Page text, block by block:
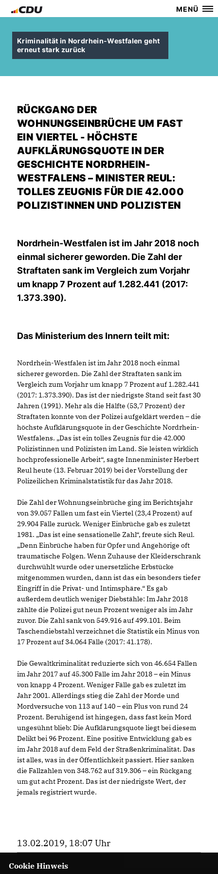
MENÜ
Kriminalität in Nordrhein-Westfalen geht
erneut stark zurück
RÜCKGANG DER
WOHNUNGSEINBRÜCHE UM FAST
EIN VIERTEL - HÖCHSTE
AUFKLÄRUNGSQUOTE IN DER
GESCHICHTE NORDRHEIN-
WESTFALENS – MINISTER REUL:
TOLLES ZEUGNIS FÜR DIE 42.000
POLIZISTINNEN UND POLIZISTEN
Nordrhein-Westfalen ist im Jahr 2018 noch
einmal sicherer geworden. Die Zahl der
Straftaten sank im Vergleich zum Vorjahr
um knapp 7 Prozent auf 1.282.441 (2017:
1.373.390).
Das Ministerium des Innern teilt mit:
Nordrhein-Westfalen ist im Jahr 2018 noch einmal
sicherer geworden. Die Zahl der Straftaten sank im
Vergleich zum Vorjahr um knapp 7 Prozent auf 1.282.441
(2017: 1.373.390). Das ist der niedrigste Stand seit fast 30
Jahren (1991). Mehr als die Hälfte (53,7 Prozent) der
Straftaten konnte von der Polizei aufgeklärt werden – die
höchste Aufklärungsquote in der Geschichte Nordrhein-
Westfalens. „Das ist ein tolles Zeugnis für die 42.000
Polizistinnen und Polizisten im Land. Sie leisten wirklich
hochprofessionelle Arbeit“, sagte Innenminister Herbert
Reul heute (13. Februar 2019) bei der Vorstellung der
Polizeilichen Kriminalstatistik für das Jahr 2018.
Die Zahl der Wohnungseinbrüche ging im Berichtsjahr
von 39.057 Fällen um fast ein Viertel (23,4 Prozent) auf
29.904 Fälle zurück. Weniger Einbrüche gab es zuletzt
1981. „Das ist eine sensationelle Zahl“, freute sich Reul.
Denn Einbrüche haben für Opfer und Angehörige oft
traumatische Folgen. Wenn Zuhause der Kleiderschrank
durchwühlt wurde oder unersetzliche Erbstücke
mitgenommen wurden, dann ist das ein besonders tiefer
Eingriff in die Privat- und Intimsphäre.“ Es gab
außerdem deutlich weniger Diebstähle: Im Jahr 2018
zählte die Polizei gut neun Prozent weniger als im Jahr
zuvor. Die Zahl sank von 549.916 auf 499.101. Beim
Taschendiebstahl verzeichnet die Statistik ein Minus von
17 Prozent auf 34.064 Fälle (2017: 41.178).
Die Gewaltkriminalität reduzierte sich von 46.654 Fällen
im Jahr 2017 auf 45.300 Fälle im Jahr 2018 – ein Minus
von knapp 4 Prozent. Weniger Fälle gab es zuletzt im
Jahr 2001. Allerdings stieg die Zahl der Morde und
Mordversuche von 113 auf 140 – ein Plus von rund 24
Prozent. Beruhigend ist hingegen, dass fast kein Mord
ungesühnt blieb: Die Aufklärungsquote liegt bei diesem
Delikt bei 96 Prozent. Eine positive Entwicklung gab es
im Jahr 2018 auf dem Feld der Straßenkriminalität. Das
ist alles, was in der Öffentlichkeit passiert. Hier sanken
die Fallzahlen von 348.762 auf 319.306 – ein Rückgang
um gut acht Prozent. Das ist der niedrigste Wert, der
jemals registriert wurde.
13.02.2019, 18:07 Uhr
Cookie Hinweis